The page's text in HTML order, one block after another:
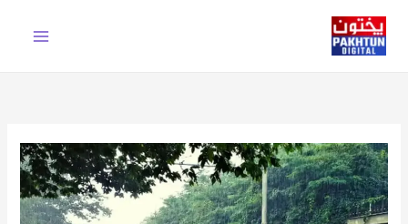
content